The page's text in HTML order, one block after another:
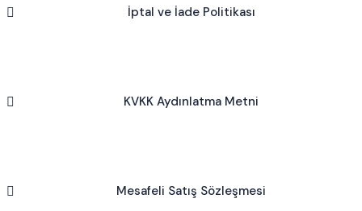
İptal ve İade Politikası
KVKK Aydınlatma Metni
Mesafeli Satış Sözleşmesi